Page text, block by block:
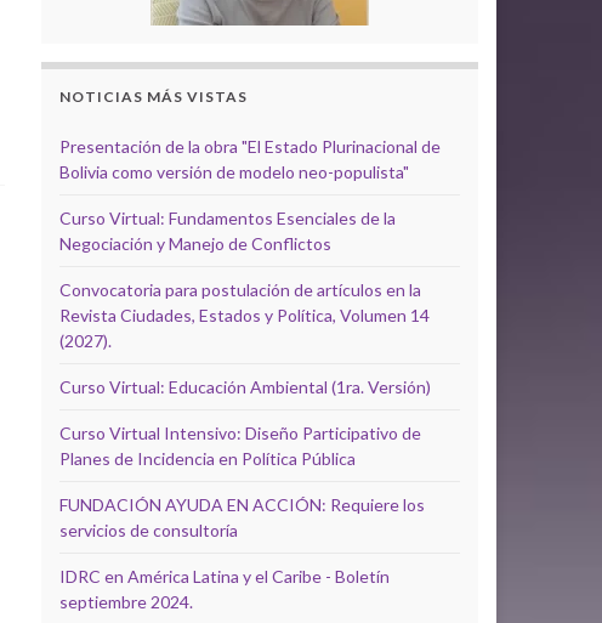
NOTICIAS MÁS VISTAS
Presentación de la obra "El Estado Plurinacional de
Bolivia como versión de modelo neo-populista"
Curso Virtual: Fundamentos Esenciales de la
Negociación y Manejo de Conflictos
Convocatoria para postulación de artículos en la
Revista Ciudades, Estados y Política, Volumen 14
(2027).
Curso Virtual: Educación Ambiental (1ra. Versión)
Curso Virtual Intensivo: Diseño Participativo de
Planes de Incidencia en Política Pública
FUNDACIÓN AYUDA EN ACCIÓN: Requiere los
servicios de consultoría
IDRC en América Latina y el Caribe - Boletín
septiembre 2024.